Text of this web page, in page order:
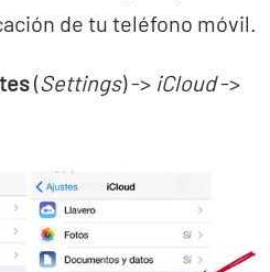
de tu teléfono móvil.
(Settings) -> iCloud->